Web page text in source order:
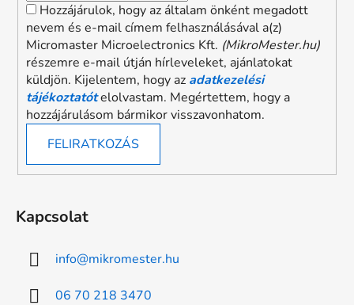
Hozzájárulok, hogy az általam önként megadott
nevem és e-mail címem felhasználásával a(z)
Micromaster Microelectronics Kft. (MikroMester.hu)
részemre e-mail útján hírleveleket, ajánlatokat
küldjön. Kijelentem, hogy az adatkezelési
tájékoztatótelolvastam. Megértettem, hogy a
hozzájárulásom bármikor visszavonhatom.
FELIRATKOZÁS
Kapcsolat
info@mikromester.hu
06 70 218 3470